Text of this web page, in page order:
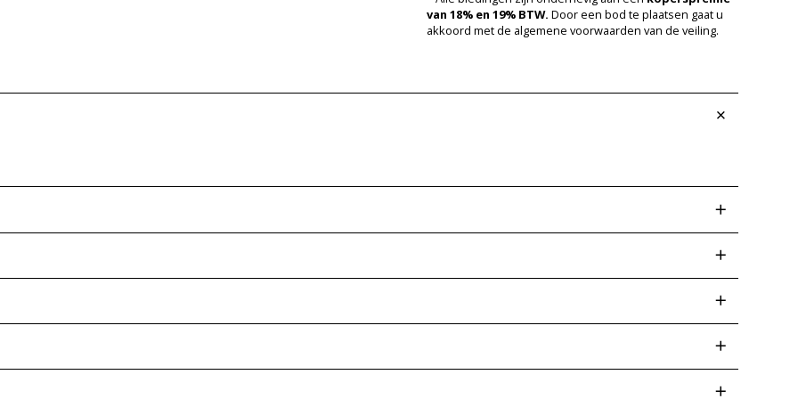
van 18% en 19% BTW. Door een bod te plaatsen gaat u
akkoord met de algemene voorwaarden van de veiling.
u er een visuele indruk van kunt krijgen en eventuele afwijkingen op een later tijdstip kunt voorkomen.
zijn mogelijk en moeten in acht worden genomen. Houd er ook rekening mee dat wij geen functie- of